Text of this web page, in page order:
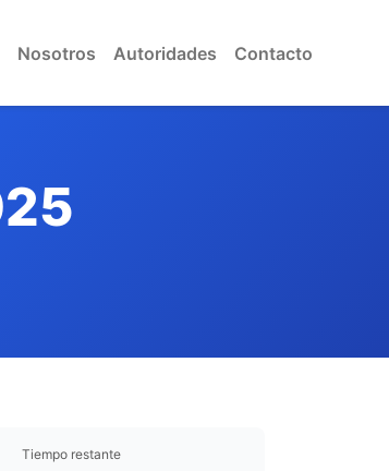
Nosotros Autoridades Contacto
Tiempo restante